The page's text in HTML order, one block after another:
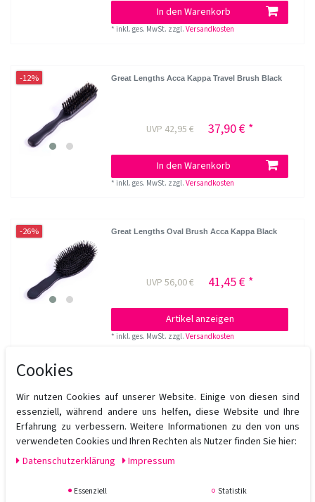
In den Warenkorb
* inkl. ges. MwSt. zzgl.Versandkosten
-12% Great Lengths Acca Kappa Travel Brush Black
UVP 42,95 € 37,90 € *
In den Warenkorb
* inkl. ges. MwSt. zzgl.Versandkosten
-26% Great Lengths Oval Brush Acca Kappa Black
UVP 56,00 € 41,45 € *
Artikel anzeigen
* inkl. ges. MwSt. zzgl.Versandkosten
65,00 € *
Versandkosten
Cookies
Wir nutzen Cookies auf unserer Website. Einige von diesen sind
essenziell, während andere uns helfen, diese Website und Ihre
Erfahrung zu verbessern. Weitere Informationen zu den von uns
verwendeten Cookies und Ihren Rechten als Nutzer finden Sie hier:
Daten­schutz­erklärung
Impressum
Essenziell
Statistik